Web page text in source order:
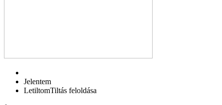
Jelentem
LetiltomTiltás feloldása